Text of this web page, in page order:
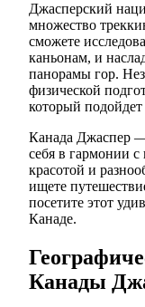
Джасперский
множество
сможете
каньонам, и
панорамы гор.
физической
который подойдет
Канада Джаспер
себя в гармонии
красотой и
ищете
посетите этот
Канаде.
Канады